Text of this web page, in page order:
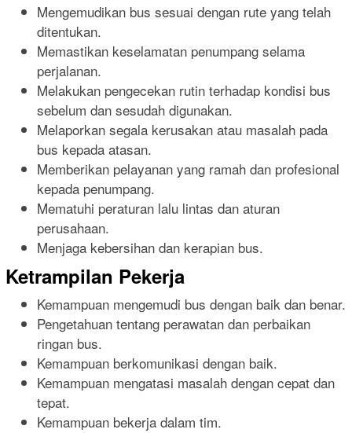
Mengemudikan bus sesuai dengan rute yang telah
ditentukan.
Memastikan keselamatan penumpang selama
perjalanan.
Melakukan pengecekan rutin terhadap kondisi bus
sebelum dan sesudah digunakan.
Melaporkan segala kerusakan atau masalah pada
bus kepada atasan.
Memberikan pelayanan yang ramah dan profesional
kepada penumpang.
Mematuhi peraturan lalu lintas dan aturan
perusahaan.
Menjaga kebersihan dan kerapian bus.
Ketrampilan Pekerja
Kemampuan mengemudi bus dengan baik dan benar.
Pengetahuan tentang perawatan dan perbaikan
ringan bus.
Kemampuan berkomunikasi dengan baik.
Kemampuan mengatasi masalah dengan cepat dan
tepat.
Kemampuan bekerja dalam tim.